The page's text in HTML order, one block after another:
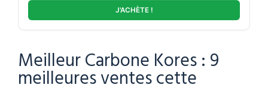
J'ACHÈTE !
Meilleur Carbone Kores : 9
meilleures ventes cette